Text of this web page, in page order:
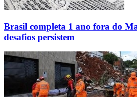
Brasil completa 1 ano fora do
desafios persistem